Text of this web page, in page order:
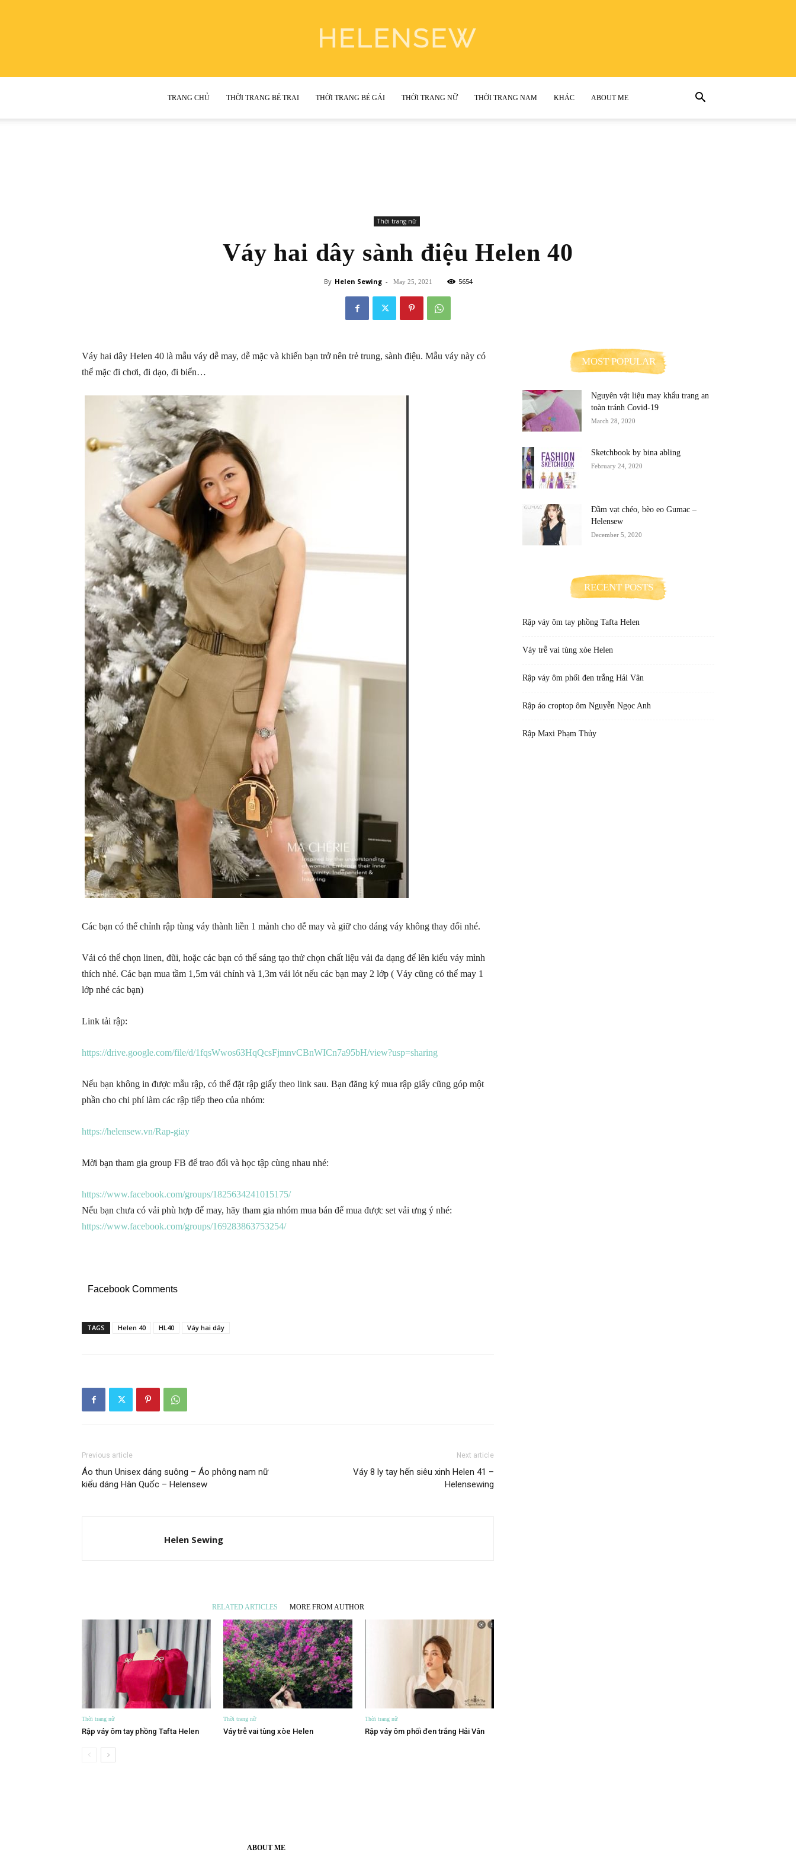
TRANG CHỦ THỜI TRANG BÉ TRAI THỜI TRANG BÉ GÁI THỜI TRANG NỮ THỜI TRANG NAM KHÁC ABOUT ME
Thời trang nữ
Váy hai dây sành điệu Helen 40
By Helen Sewing - May 25, 2021 5654
Váy hai dây Helen 40 là mẫu váy dễ may, dễ mặc và khiến bạn trở nên trẻ trung, sành điệu. Mẫu váy này có
thể mặc đi chơi, đi dạo, đi biển…
Các bạn có thể chỉnh rập tùng váy thành liền 1 mảnh cho dễ may và giữ cho dáng váy không thay đổi nhé.
Vải có thể chọn linen, đũi, hoặc các bạn có thể sáng tạo thử chọn chất liệu vải đa dạng để lên kiểu váy mình
thích nhé. Các bạn mua tầm 1,5m vải chính và 1,3m vải lót nếu các bạn may 2 lớp ( Váy cũng có thể may 1
lớp nhé các bạn)
Link tải rập:
https://drive.google.com/file/d/1fqsWwos63HqQcsFjmnvCBnWICn7a95bH/view?usp=sharing
Nếu bạn không in được mẫu rập, có thể đặt rập giấy theo link sau. Bạn đăng ký mua rập giấy cũng góp một
phần cho chi phí làm các rập tiếp theo của nhóm:
https://helensew.vn/Rap-giay
Mời bạn tham gia group FB để trao đổi và học tập cùng nhau nhé:
https://www.facebook.com/groups/1825634241015175/
Nếu bạn chưa có vải phù hợp để may, hãy tham gia nhóm mua bán để mua được set vải ưng ý nhé:
https://www.facebook.com/groups/169283863753254/
Facebook Comments
TAGS Helen 40 HL40 Váy hai dây
Previous article
Áo thun Unisex dáng suông – Áo phông nam nữ
kiểu dáng Hàn Quốc – Helensew
Next article
Váy 8 ly tay hến siêu xinh Helen 41 –
Helensewing
Helen Sewing
RELATED ARTICLES MORE FROM AUTHOR
Thời trang nữ
Rập váy ôm tay phồng Tafta Helen
Thời trang nữ
Váy trễ vai tùng xòe Helen
Thời trang nữ
Rập váy ôm phối đen trắng Hải Vân
MOST POPULAR
Nguyên vật liệu may khẩu trang an
toàn tránh Covid-19
March 28, 2020
Sketchbook by bina abling
February 24, 2020
Đầm vạt chéo, bèo eo Gumac –
Helensew
December 5, 2020
RECENT POSTS
Rập váy ôm tay phồng Tafta Helen
Váy trễ vai tùng xòe Helen
Rập váy ôm phối đen trắng Hải Vân
Rập áo croptop ôm Nguyễn Ngọc Anh
Rập Maxi Phạm Thủy
ABOUT ME